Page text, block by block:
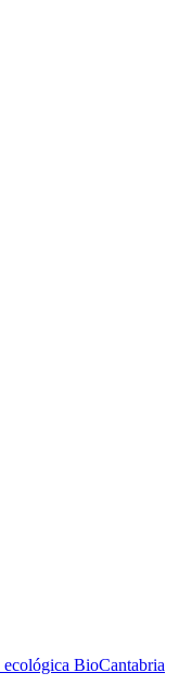
BioCantabria